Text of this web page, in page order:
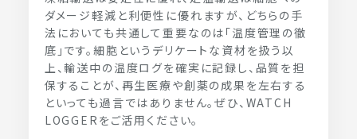
ダメージ軽減と利便性に優れますが、どちらの手
法においても共通して重要なのは「温度管理の徹
底」です。細胞というデリケートな資材を扱う以
上、輸送中の温度ログを確実に記録し、品質を担
保することが、再生医療や創薬の成果を左右する
といっても過言ではありません。ぜひ、WATCH
LOGGERをご活用ください。